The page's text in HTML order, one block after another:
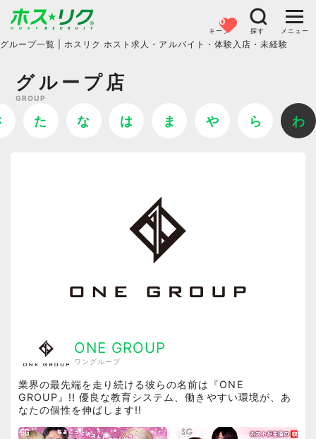
0
キープ 探す メニュー
グループ一覧 | ホスリク ホスト求人・アルバイト・体験入店・未経験
グループ店
GROUP
た な は ま や ら わ
ONE GROUP
ワングループ
業界の最先端を走り続ける彼らの名前は『ONE
GROUP』!! 優良な教育システム、働きやすい環境が、あ
なたの個性を伸ばします!!